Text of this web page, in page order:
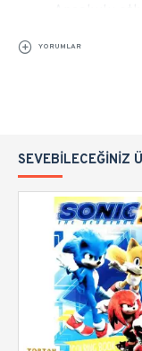
Anaokulu
Sanrio
Ürün Bilgileri
Ürün Türü:
Karakter:
Tema:Sanrio
Sayfa Sayısı:
Kullanım:
Boya
YORUMLAR
SEVEBILECEĞINIZ